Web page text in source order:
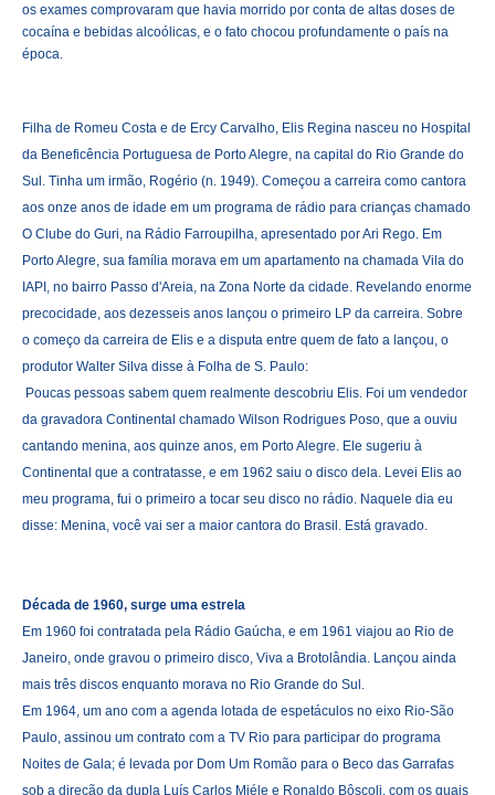
os exames comprovaram que havia morrido por conta de altas doses de
cocaína e bebidas alcoólicas, e o fato chocou profundamente o país na
época.
Filha de Romeu Costa e de Ercy Carvalho, Elis Regina nasceu no Hospital
da Beneficência Portuguesa de Porto Alegre, na capital do Rio Grande do
Sul. Tinha um irmão, Rogério (n. 1949). Começou a carreira como cantora
aos onze anos de idade em um programa de rádio para crianças chamado
O Clube do Guri, na Rádio Farroupilha, apresentado por Ari Rego. Em
Porto Alegre, sua família morava em um apartamento na chamada Vila do
IAPI, no bairro Passo d'Areia, na Zona Norte da cidade. Revelando enorme
precocidade, aos dezesseis anos lançou o primeiro LP da carreira. Sobre
o começo da carreira de Elis e a disputa entre quem de fato a lançou, o
produtor Walter Silva disse à Folha de S. Paulo:
Poucas pessoas sabem quem realmente descobriu Elis. Foi um vendedor
da gravadora Continental chamado Wilson Rodrigues Poso, que a ouviu
cantando menina, aos quinze anos, em Porto Alegre. Ele sugeriu à
Continental que a contratasse, e em 1962 saiu o disco dela. Levei Elis ao
meu programa, fui o primeiro a tocar seu disco no rádio. Naquele dia eu
disse: Menina, você vai ser a maior cantora do Brasil. Está gravado.
Década de 1960, surge uma estrela
Em 1960 foi contratada pela Rádio Gaúcha, e em 1961 viajou ao Rio de
Janeiro, onde gravou o primeiro disco, Viva a Brotolândia. Lançou ainda
mais três discos enquanto morava no Rio Grande do Sul.
Em 1964, um ano com a agenda lotada de espetáculos no eixo Rio-São
Paulo, assinou um contrato com a TV Rio para participar do programa
Noites de Gala; é levada por Dom Um Romão para o Beco das Garrafas
sob a direção da dupla Luís Carlos Miéle e Ronaldo Bôscoli, com os quais